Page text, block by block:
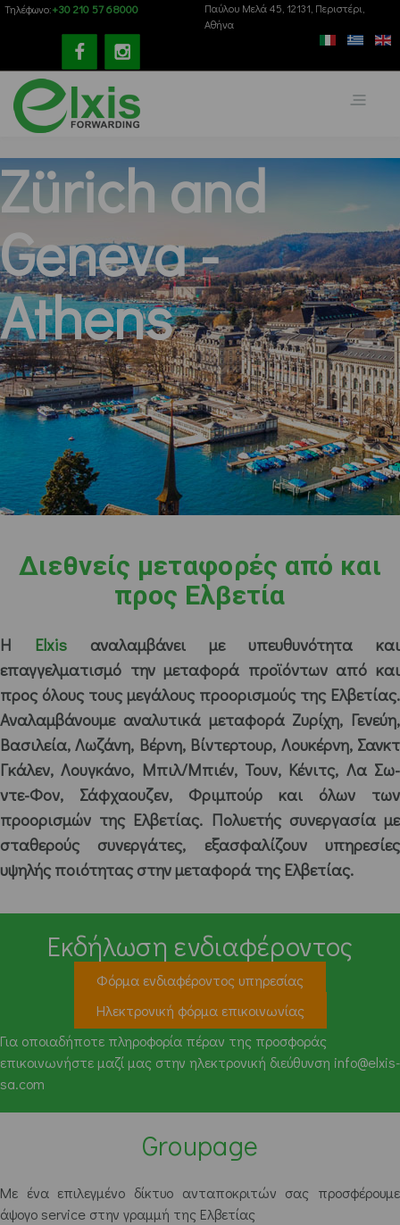
Τηλέφωνο:+30 210 57 68000
Παύλου Mελά 45, 12131, Περιστέρι,
Αθήνα
Zürich and
Geneva -
Athens
Διεθνείς μεταφορές από και
προς Ελβετία
Η Elxis αναλαμβάνει με υπευθυνότητα και
επαγγελματισμό την μεταφορά προϊόντων από και
προς όλους τους μεγάλους προορισμούς της Ελβετίας.
Αναλαμβάνουμε αναλυτικά μεταφορά Ζυρίχη, Γενεύη,
Βασιλεία, Λωζάνη, Βέρνη, Βίντερτουρ, Λουκέρνη, Σανκτ
Γκάλεν, Λουγκάνο, Μπιλ/Μπιέν, Τουν, Κένιτς, Λα Σω-
ντε-Φον, Σάφχαουζεν, Φριμπούρ και όλων των
προορισμών της Ελβετίας. Πολυετής συνεργασία με
σταθερούς συνεργάτες, εξασφαλίζουν υπηρεσίες
υψηλής ποιότητας στην μεταφορά της Ελβετίας.
Εκδήλωση ενδιαφέροντος
Φόρμα ενδιαφέροντος υπηρεσίας
Ηλεκτρονική φόρμα επικοινωνίας
Για οποιαδήποτε πληροφορία πέραν της προσφοράς
επικοινωνήστε μαζί μας στην ηλεκτρονική διεύθυνση info@elxis-
sa.com
Groupage
Με ένα επιλεγμένο δίκτυο ανταποκριτών σας προσφέρουμε
άψογο service στην γραμμή της Ελβετίας